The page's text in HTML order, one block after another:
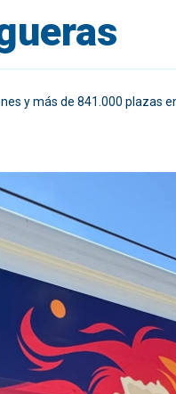
y más de 841.000